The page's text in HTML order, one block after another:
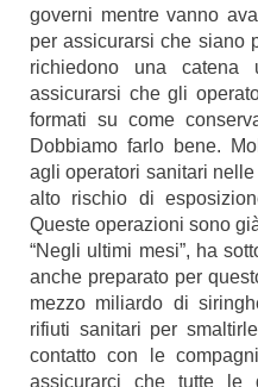
governi mentre vanno
per assicurarsi che siano
richiedono una catena
assicurarsi che gli
formati su come
Dobbiamo farlo bene.
agli operatori sanitari
alto rischio di
Queste operazioni sono
“Negli ultimi mesi”, ha
anche preparato per
mezzo miliardo di
rifiuti sanitari per
contatto con le
assicurarci che tutte le